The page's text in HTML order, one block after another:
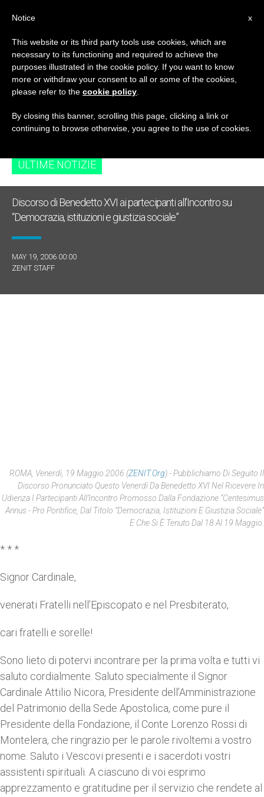
TAG
Posts Tagged ‘civil
War’
ULTIME NOTIZIE
Discorso di Benedetto XVI ai partecipanti all’Incontro su
“Democrazia, istituzioni e giustizia sociale”
MAY 19, 2006 00:00
ZENIT STAFF
ROMA, Venerdì, 19 Maggio 2006 (ZENIT.org).- Pubblichiamo Di Seguito Il
Discorso Pronunciato Questo Venerdì Da Benedetto XVI Nel Ricevere In
Udienza I Partecipanti All’Incontro Promosso Dalla Fondazione “Centesimus
Annus - Pro Pontifice, Dal Titolo “Democrazia, Istituzioni E Giustizia Sociale”
E Che Si È Tenuto Dal 18 Al 19 Maggio.
* * *
Signor Cardinale,
venerati Fratelli nell’Episcopato e nel Presbiterato,
cari fratelli e sorelle!
Sono lieto di potervi incontrare per la prima volta e tutti vi
saluto cordialmente. Saluto specialmente il Signor
Cardinale Attilio Nicora, Presidente dell’Amministrazione
del Patrimonio della Sede Apostolica, come pure il
Presidente della Fondazione, il Conte Lorenzo Rossi di
Montelera, che ringrazio per le parole rivoltemi a vostro
nome. Saluto i Vescovi presenti e i sacerdoti vostri
assistenti spirituali. A ciascuno di voi esprimo
apprezzamento e gratitudine per il servizio che rendete al
x
Notice
This website or its third party tools use cookies, which are
necessary to its functioning and required to achieve the
purposes illustrated in the cookie policy. If you want to know
more or withdraw your consent to all or some of the cookies,
please refer to the cookie policy
By closing this banner, scrolling this page, clicking a link or
continuing to browse otherwise, you agree to the use of cookies.